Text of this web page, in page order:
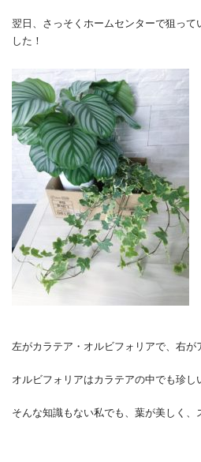
翌日、さっそくホームセンターで狙って
した！
左がカラテア・オルビフォリアで、右が
オルビフォリアはカラテアの中でも珍し
そんな知識もない私でも、葉が美しく、